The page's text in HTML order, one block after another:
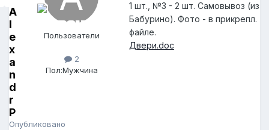
A
l
e
x
a
n
d
r
P
Опубликовано
Пользователи
2
Пол:Мужчина
1 шт., №3 - 2 шт. Самовывоз (из
Бабурино). Фото - в прикрепл.
файле.
Двери.doc